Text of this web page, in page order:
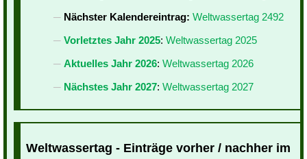
Nächster Kalendereintrag: Weltwassertag 2492
Vorletztes Jahr 2025: Weltwassertag 2025
Aktuelles Jahr 2026: Weltwassertag 2026
Nächstes Jahr 2027: Weltwassertag 2027
Weltwassertag - Einträge vorher / nachher im